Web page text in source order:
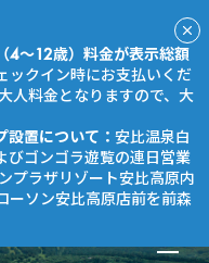
4～12歳）料金が表示総額
ックイン時にお支払いくだ
人料金となりますので、大
置について： 安比温泉白
ゴンゴラ遊覧の連日営業
プラザリゾート安比高原内
ーソン安比高原店前を前森